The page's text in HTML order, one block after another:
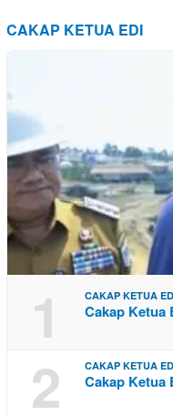
CAKAP KETUA EDI
1 CAKAP KETUA
Cakap Ketua
2 CAKAP KETUA
Cakap